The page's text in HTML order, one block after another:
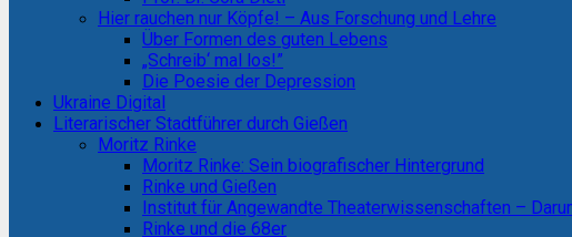
Hier rauchen nur Köpfe! – Aus Forschung und Lehre
Über Formen des guten Lebens
„Schreib‘ mal los!”
Die Poesie der Depression
Ukraine Digital
Literarischer Stadtführer durch Gießen
Moritz Rinke
Moritz Rinke: Sein biografischer Hintergrund
Rinke und Gießen
Institut für Angewandte Theaterwissenschaften –
Rinke und die 68er